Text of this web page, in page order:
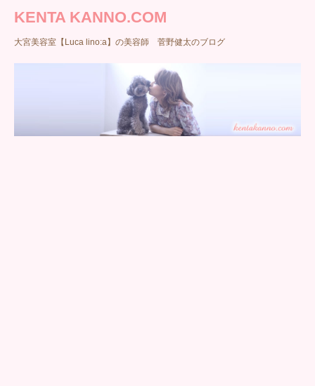
KENTA KANNO.COM
大宮美容室【Luca lino:a】の美容師 菅野健太のブログ